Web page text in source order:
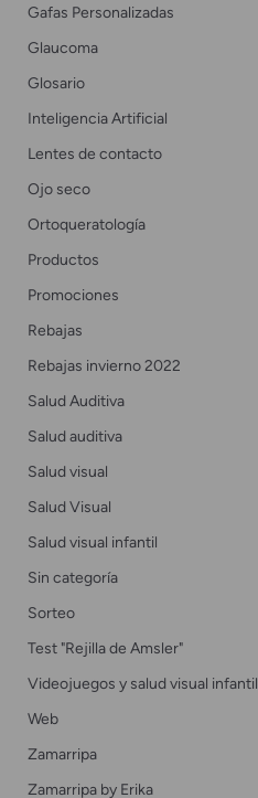
Gafas Personalizadas
Glaucoma
Glosario
Inteligencia Artificial
Lentes de contacto
Ojo seco
Ortoqueratología
Productos
Promociones
Rebajas
Rebajas invierno 2022
Salud Auditiva
Salud auditiva
Salud visual
Salud Visual
Salud visual infantil
Sin categoría
Sorteo
Test "Rejilla de Amsler"
Videojuegos y salud visual infantil
Web
Zamarripa
Zamarripa by Erika